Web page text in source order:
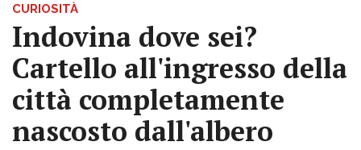
CURIOSITÀ
Indovina dove sei?
Cartello all'ingresso della
città completamente
nascosto dall'albero